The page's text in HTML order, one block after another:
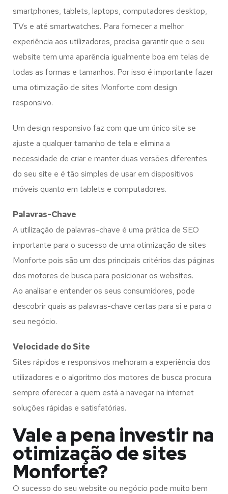
smartphones, tablets, laptops, computadores desktop,
TVs e até smartwatches. Para fornecer a melhor
experiência aos utilizadores, precisa garantir que o seu
website tem uma aparência igualmente boa em telas de
todas as formas e tamanhos. Por isso é importante fazer
uma otimização de sites Monforte com design
responsivo.
Um design responsivo faz com que um único site se
ajuste a qualquer tamanho de tela e elimina a
necessidade de criar e manter duas versões diferentes
do seu site e é tão simples de usar em dispositivos
móveis quanto em tablets e computadores.
Palavras-Chave
A utilização de palavras-chave é uma prática de SEO
importante para o sucesso de uma otimização de sites
Monforte pois são um dos principais critérios das páginas
dos motores de busca para posicionar os websites.
Ao analisar e entender os seus consumidores, pode
descobrir quais as palavras-chave certas para si e para o
seu negócio.
Velocidade do Site
Sites rápidos e responsivos melhoram a experiência dos
utilizadores e o algoritmo dos motores de busca procura
sempre oferecer a quem está a navegar na internet
soluções rápidas e satisfatórias.
Vale a pena investir na
otimização de sites
Monforte?
O sucesso do seu website ou negócio pode muito bem